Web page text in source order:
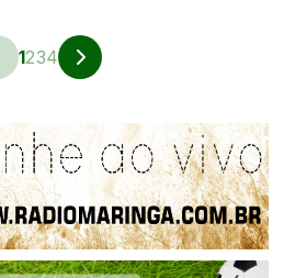
1234